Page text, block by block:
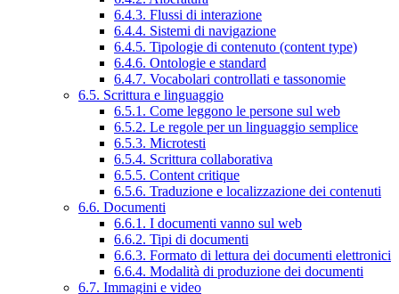
6.4.3. Flussi di interazione
6.4.4. Sistemi di navigazione
6.4.5. Tipologie di contenuto (content type)
6.4.6. Ontologie e standard
6.4.7. Vocabolari controllati e tassonomie
6.5. Scrittura e linguaggio
6.5.1. Come leggono le persone sul web
6.5.2. Le regole per un linguaggio semplice
6.5.3. Microtesti
6.5.4. Scrittura collaborativa
6.5.5. Content critique
6.5.6. Traduzione e localizzazione dei contenuti
6.6. Documenti
6.6.1. I documenti vanno sul web
6.6.2. Tipi di documenti
6.6.3. Formato di lettura dei documenti elettronici
6.6.4. Modalità di produzione dei documenti
6.7. Immagini e video